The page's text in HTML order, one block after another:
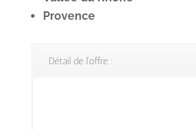
Provence
Détail de l'offre :